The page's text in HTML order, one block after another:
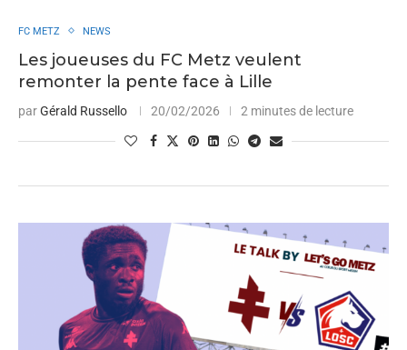
FC METZ NEWS
Les joueuses du FC Metz veulent
remonter la pente face à Lille
parGérald Russello 20/02/2026 2 minutes de lecture